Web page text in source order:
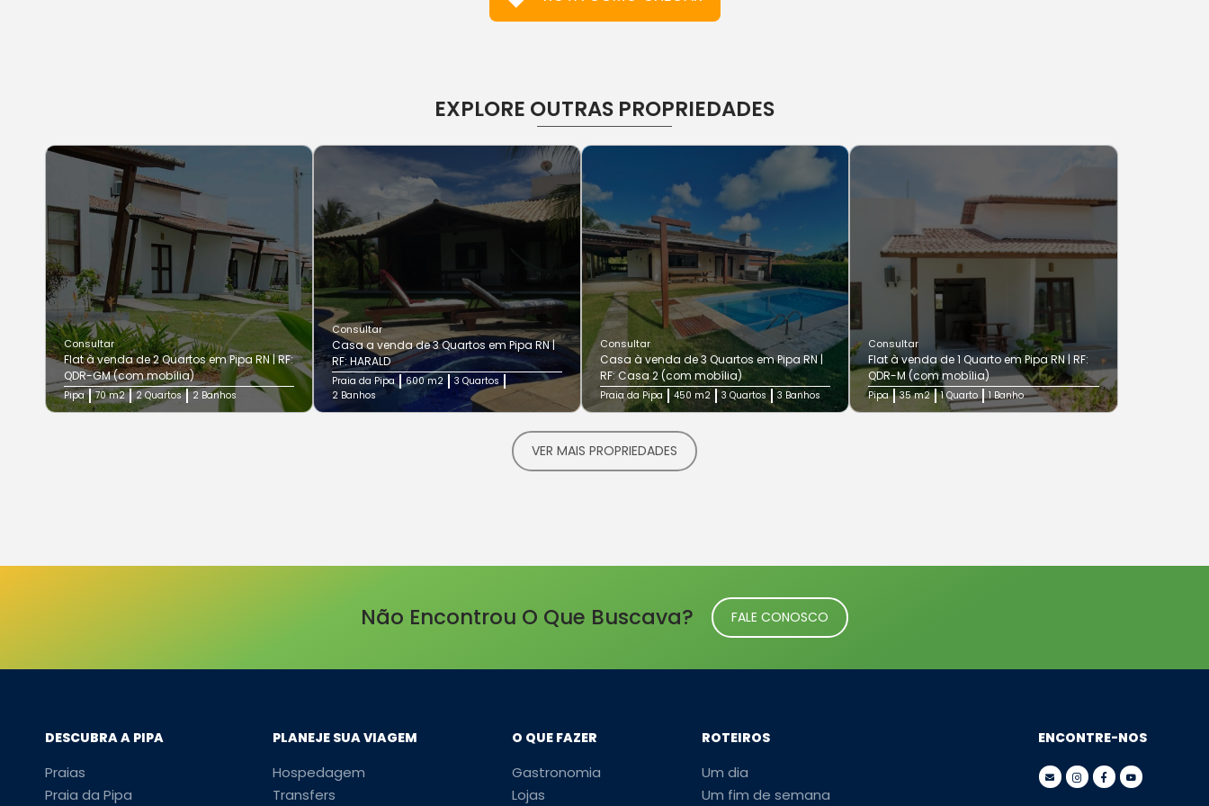
EXPLORE OUTRAS PROPRIEDADES
Consultar
Flat à venda de 2 Quartos em Pipa RN | RF:
QDR-GM (com mobília)
Pipa 70 m2 2 Quartos 2 Banhos
Consultar
Casa a venda de 3 Quartos em Pipa RN |
RF: HARALD
Praia da Pipa 600 m2
3 Quartos
2 Banhos
Consultar
Casa à venda de 3 Quartos em Pipa RN |
RF: Casa 2 (com mobília)
Praia da Pipa 450 m2 3 Quartos 3 Banhos
Consultar
Flat à venda de 1 Quarto em Pipa RN | RF:
QDR-M (com mobília)
Pipa 35 m2 1 Quarto 1 Banho
VER MAIS PROPRIEDADES
Não Encontrou O Que Buscava? FALE CONOSCO
DESCUBRA A PIPA
Praias
Praia da Pipa
PLANEJE SUA VIAGEM
Hospedagem
Transfers
O QUE FAZER
Gastronomia
Lojas
ROTEIROS
Um dia
Um fim de semana
ENCONTRE-NOS